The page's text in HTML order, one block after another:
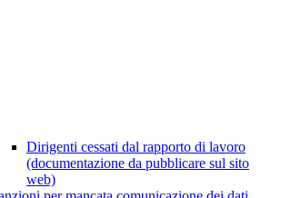
Dirigenti cessati dal rapporto di lavoro
(documentazione da pubblicare sul sito
web)